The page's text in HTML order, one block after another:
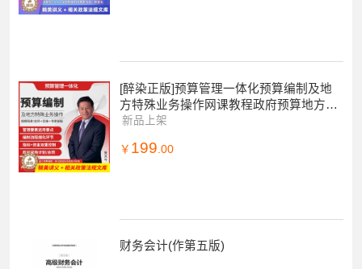
[醉染正版]预算管理一体化预算编制及地
方特殊业务操作网课教程政府预算地方预
算全解
新品上架
￥ 199 .00
财务会计(作第五版)